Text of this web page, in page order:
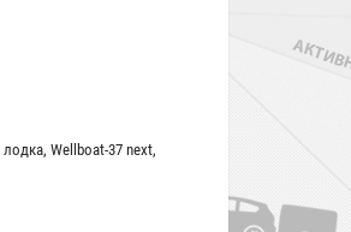
лодка, Wellboat-37 next,